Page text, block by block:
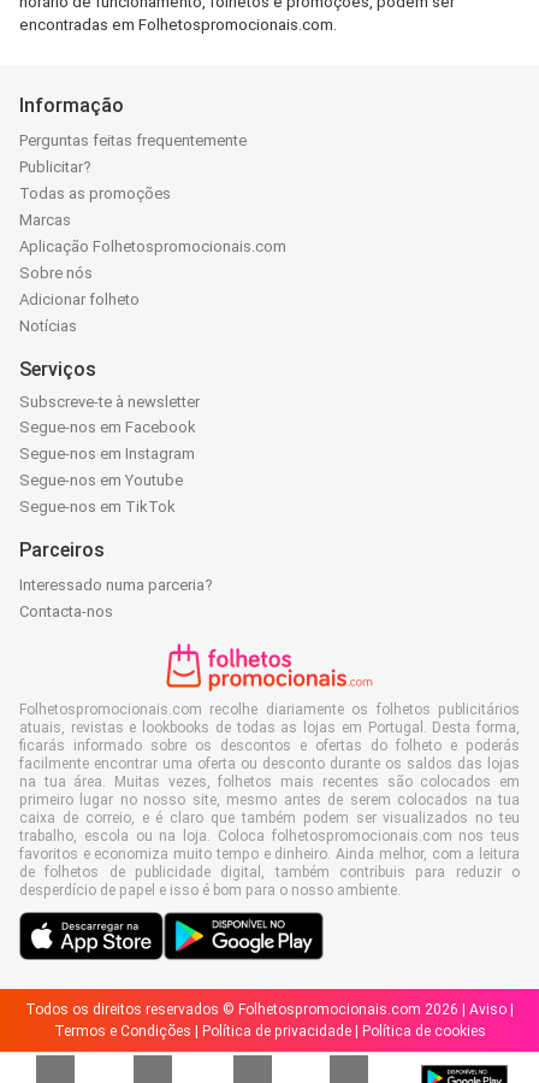
encontradas em Folhetospromocionais.com.
Informação
Perguntas feitas frequentemente
Publicitar?
Todas as promoções
Marcas
Aplicação Folhetospromocionais.com
Sobre nós
Adicionar folheto
Notícias
Serviços
Subscreve-te à newsletter
Segue-nos em Facebook
Segue-nos em Instagram
Segue-nos em Youtube
Segue-nos em TikTok
Parceiros
Interessado numa parceria?
Contacta-nos
Folhetospromocionais.com recolhe diariamente os folhetos publicitários
atuais, revistas e lookbooks de todas as lojas em Portugal. Desta forma,
ficarás informado sobre os descontos e ofertas do folheto e poderás
facilmente encontrar uma oferta ou desconto durante os saldos das lojas
na tua área. Muitas vezes, folhetos mais recentes são colocados em
primeiro lugar no nosso site, mesmo antes de serem colocados na tua
caixa de correio, e é claro que também podem ser visualizados no teu
trabalho, escola ou na loja. Coloca folhetospromocionais.com nos teus
favoritos e economiza muito tempo e dinheiro. Ainda melhor, com a leitura
de folhetos de publicidade digital, também contribuis para reduzir o
desperdício de papel e isso é bom para o nosso ambiente.
Todos os direitos reservados © Folhetospromocionais.com 2026 | Aviso
Termos e Condições
Política de privacidade| Política de cookies